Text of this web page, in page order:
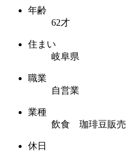
年齢
62才
住まい
岐阜県
職業
自営業
業種
飲食 珈琲豆販売
休日